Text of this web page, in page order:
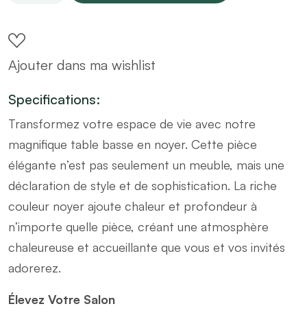
bois
foncé
L120
quantity
Ajouter dans ma wishlist
Specifications:
Transformez votre espace de vie avec notre
magnifique table basse en noyer. Cette pièce
élégante n’est pas seulement un meuble, mais une
déclaration de style et de sophistication. La riche
couleur noyer ajoute chaleur et profondeur à
n’importe quelle pièce, créant une atmosphère
chaleureuse et accueillante que vous et vos invités
adorerez.
Élevez Votre Salon